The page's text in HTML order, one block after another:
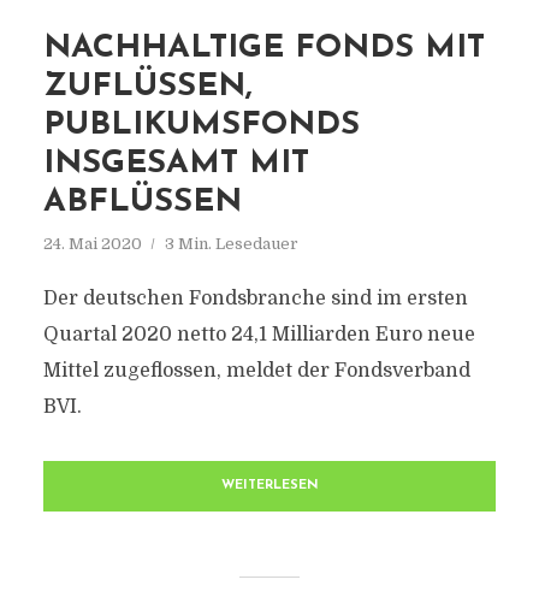
NACHHALTIGE FONDS MIT
ZUFLÜSSEN,
PUBLIKUMSFONDS
INSGESAMT MIT
ABFLÜSSEN
24. Mai 2020 3 Min. Lesedauer
Der deutschen Fondsbranche sind im ersten
Quartal 2020 netto 24,1 Milliarden Euro neue
Mittel zugeflossen, meldet der Fondsverband
BVI.
WEITERLESEN